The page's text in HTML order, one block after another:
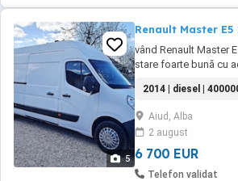
5
Renault Master E5
vând Renault Master
stare foarte bună cu
computer bord, pilot
gata de drum
distruse de la firme!!
2014 | diesel |
Aiud, Alba
2 august
6 700 EUR
Telefon validat